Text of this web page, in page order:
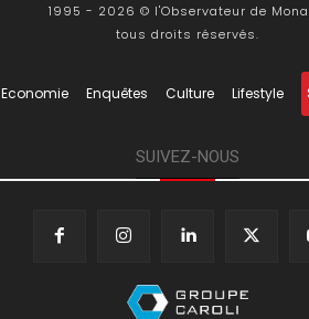
1995 - 2026 © l'Observateur de
tous droits réservés.
Economie Enquêtes Culture Lifestyle
SUIVEZ-NOUS